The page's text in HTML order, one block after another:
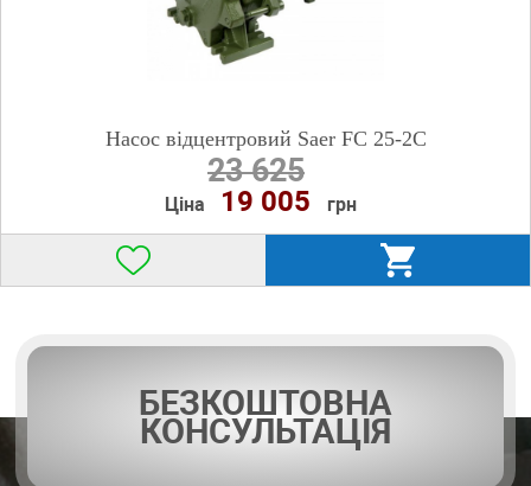
Насос відцентровий Saer FC 25-2C
Ціна
23 625
19 005 грн
БЕЗКОШТОВНА
КОНСУЛЬТАЦІЯ